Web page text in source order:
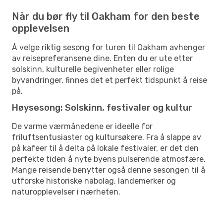
Når du bør fly til Oakham for den beste
opplevelsen
Å velge riktig sesong for turen til Oakham avhenger
av reisepreferansene dine. Enten du er ute etter
solskinn, kulturelle begivenheter eller rolige
byvandringer, finnes det et perfekt tidspunkt å reise
på.
Høysesong: Solskinn, festivaler og kultur
De varme værmånedene er ideelle for
friluftsentusiaster og kultursøkere. Fra å slappe av
på kafeer til å delta på lokale festivaler, er det den
perfekte tiden å nyte byens pulserende atmosfære.
Mange reisende benytter også denne sesongen til å
utforske historiske nabolag, landemerker og
naturopplevelser i nærheten.